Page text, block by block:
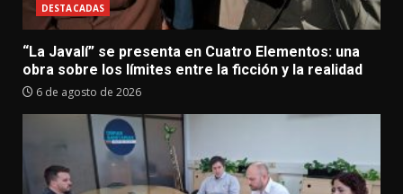
DESTACADAS
“La Javalí” se presenta en Cuatro Elementos: una
obra sobre los límites entre la ficción y la realidad
6 de agosto de 2026